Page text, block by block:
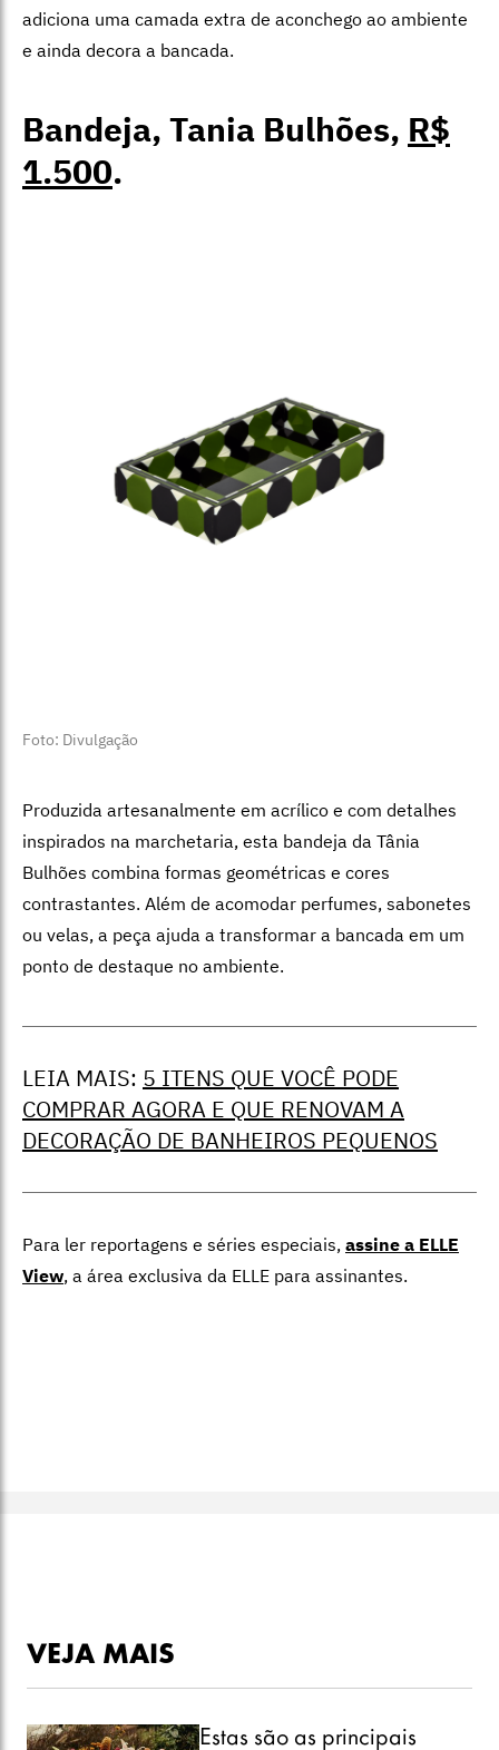
adiciona uma camada extra de aconchego ao ambiente
e ainda decora a bancada.
Bandeja, Tania Bulhões, R$
1.500.
Foto: Divulgação
Produzida artesanalmente em acrílico e com detalhes
inspirados na marchetaria, esta bandeja da Tânia
Bulhões combina formas geométricas e cores
contrastantes. Além de acomodar perfumes, sabonetes
ou velas, a peça ajuda a transformar a bancada em um
ponto de destaque no ambiente.
LEIA MAIS: 5 ITENS QUE VOCÊ PODE
COMPRAR AGORA E QUE RENOVAM A
DECORAÇÃO DE BANHEIROS PEQUENOS
Para ler reportagens e séries especiais, assine a ELLE
View, a área exclusiva da ELLE para assinantes.
VEJA MAIS
Estas são as principais